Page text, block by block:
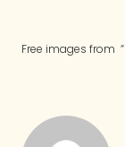
Free images from